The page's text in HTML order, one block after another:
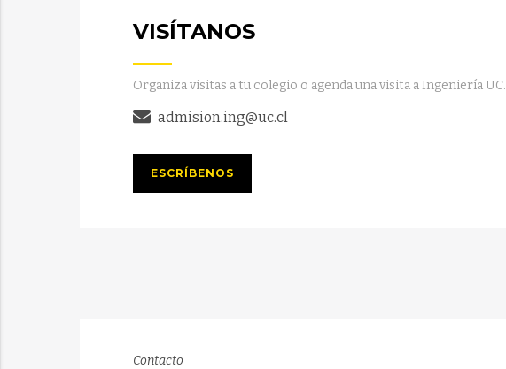
VISÍTANOS
Organiza visitas a tu colegio o agenda una visita a Ingeniería UC.
admision.ing@uc.cl
ESCRÍBENOS
Contacto